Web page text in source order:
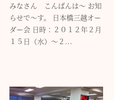
みなさん こんばんは～ お知
らせで～す。 日本橋三越オー
ダー会 日時：２０１２年２月
１５日（水）～２...